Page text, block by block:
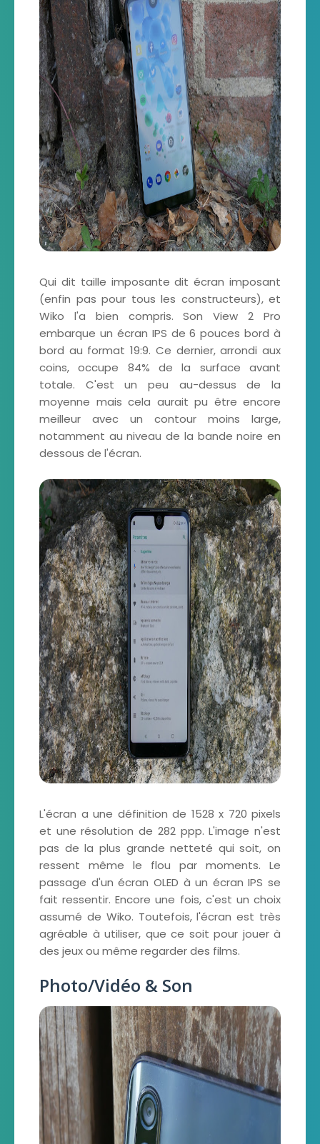
Qui dit taille imposante dit écran imposant
(enfin pas pour tous les constructeurs), et
Wiko l'a bien compris. Son View 2 Pro
embarque un écran IPS de 6 pouces bord à
bord au format 19:9. Ce dernier, arrondi aux
coins, occupe 84% de la surface avant
totale. C'est un peu au-dessus de la
moyenne mais cela aurait pu être encore
meilleur avec un contour moins large,
notamment au niveau de la bande noire en
dessous de l'écran.
L'écran a une définition de 1528 x 720 pixels
et une résolution de 282 ppp. L'image n'est
pas de la plus grande netteté qui soit, on
ressent même le flou par moments. Le
passage d'un écran OLED à un écran IPS se
fait ressentir. Encore une fois, c'est un choix
assumé de Wiko. Toutefois, l'écran est très
agréable à utiliser, que ce soit pour jouer à
des jeux ou même regarder des films.
Photo/Vidéo & Son